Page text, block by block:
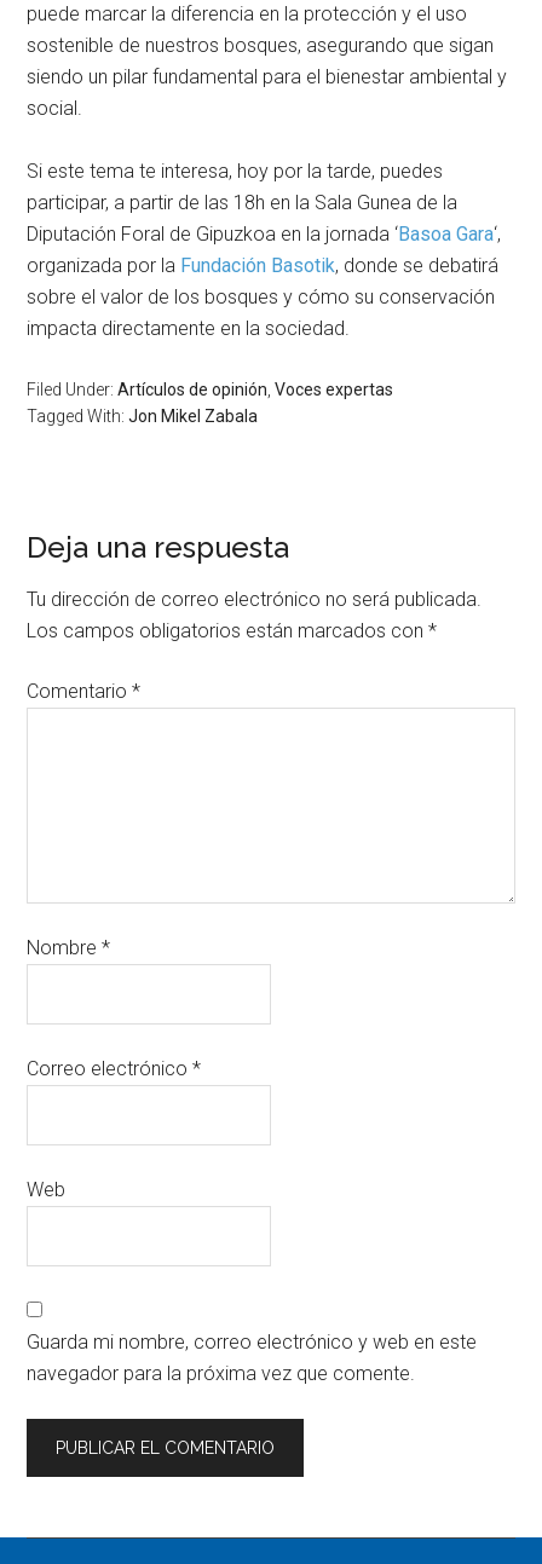
puede marcar la diferencia en la protección y el uso
sostenible de nuestros bosques, asegurando que sigan
siendo un pilar fundamental para el bienestar ambiental y
social.
Si este tema te interesa, hoy por la tarde, puedes
participar, a partir de las 18h en la Sala Gunea de la
Diputación Foral de Gipuzkoa en la jornada ‘Basoa Gara‘,
organizada por la Fundación Basotik, donde se debatirá
sobre el valor de los bosques y cómo su conservación
impacta directamente en la sociedad.
Filed Under:Artículos de opinión ,Voces expertas
Tagged With:Jon Mikel Zabala
Deja una respuesta
Tu dirección de correo electrónico no será publicada.
Los campos obligatorios están marcados con*
Comentario*
Nombre*
Correo electrónico*
Web
Guarda mi nombre, correo electrónico y web en este
navegador para la próxima vez que comente.